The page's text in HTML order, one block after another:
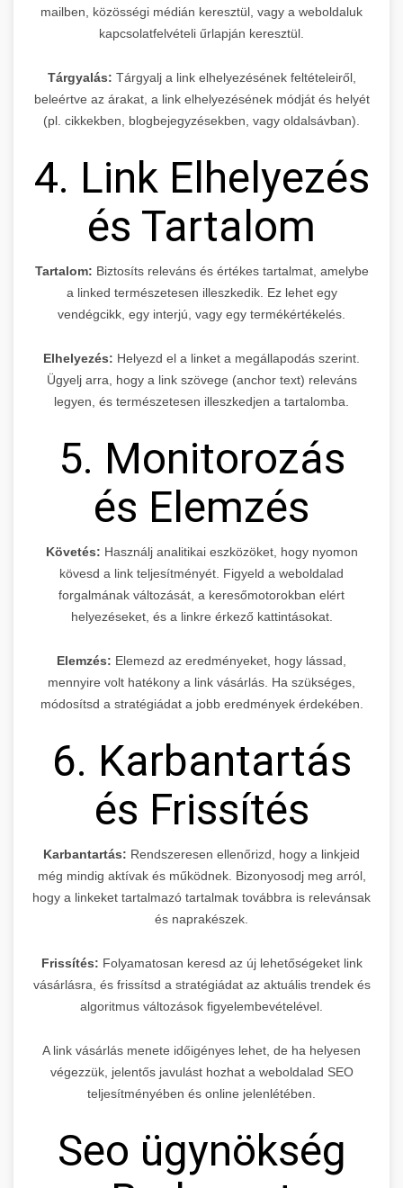
mailben, közösségi médián keresztül, vagy a weboldaluk
kapcsolatfelvételi űrlapján keresztül.
Tárgyalás: Tárgyalj a link elhelyezésének feltételeiről,
beleértve az árakat, a link elhelyezésének módját és helyét
(pl. cikkekben, blogbejegyzésekben, vagy oldalsávban).
4. Link Elhelyezés
és Tartalom
Tartalom: Biztosíts releváns és értékes tartalmat, amelybe
a linked természetesen illeszkedik. Ez lehet egy
vendégcikk, egy interjú, vagy egy termékértékelés.
Elhelyezés: Helyezd el a linket a megállapodás szerint.
Ügyelj arra, hogy a link szövege (anchor text) releváns
legyen, és természetesen illeszkedjen a tartalomba.
5. Monitorozás
és Elemzés
Követés: Használj analitikai eszközöket, hogy nyomon
kövesd a link teljesítményét. Figyeld a weboldalad
forgalmának változását, a keresőmotorokban elért
helyezéseket, és a linkre érkező kattintásokat.
Elemzés: Elemezd az eredményeket, hogy lássad,
mennyire volt hatékony a link vásárlás. Ha szükséges,
módosítsd a stratégiádat a jobb eredmények érdekében.
6. Karbantartás
és Frissítés
Karbantartás: Rendszeresen ellenőrizd, hogy a linkjeid
még mindig aktívak és működnek. Bizonyosodj meg arról,
hogy a linkeket tartalmazó tartalmak továbbra is relevánsak
és naprakészek.
Frissítés: Folyamatosan keresd az új lehetőségeket link
vásárlásra, és frissítsd a stratégiádat az aktuális trendek és
algoritmus változások figyelembevételével.
A link vásárlás menete időigényes lehet, de ha helyesen
végezzük, jelentős javulást hozhat a weboldalad SEO
teljesítményében és online jelenlétében.
Seo ügynökség